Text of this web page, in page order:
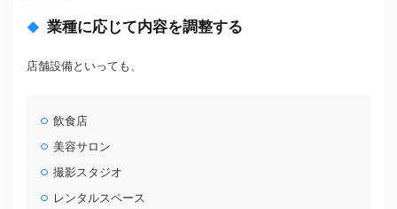
業種に応じて内容を調整する
店舗設備といっても、
飲食店
美容サロン
撮影スタジオ
レンタルスペース